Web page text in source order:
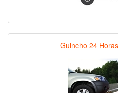
Guincho 24